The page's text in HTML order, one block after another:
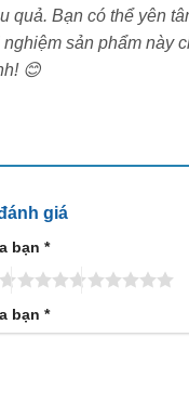
model NA-
LX113CL:
giặt cải tiến
quả. Bạn có thể yên
nghiệm sản phẩm này
😊
giá
bạn *
bạn *